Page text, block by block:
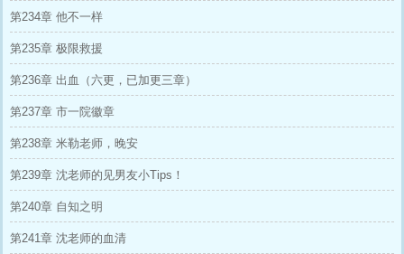
第234章 他不一样
第235章 极限救援
第236章 出血（六更，已加更三章）
第237章 市一院徽章
第238章 米勒老师，晚安
第239章 沈老师的见男友小Tips！
第240章 自知之明
第241章 沈老师的血清